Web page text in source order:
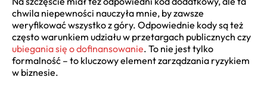
chwila niepewności nauczyła mnie, by zawsze
weryfikować wszystko z góry. Odpowiednie kody są też
często warunkiem udziału w przetargach publicznych czy
ubiegania się o dofinansowanie. To nie jest tylko
formalność – to kluczowy element zarządzania ryzykiem
w biznesie.